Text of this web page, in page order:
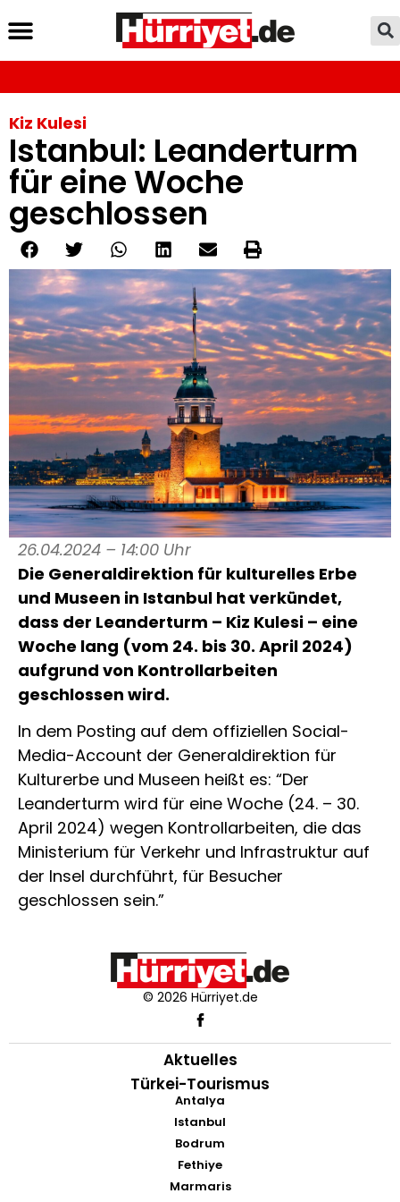
Kiz Kulesi
Istanbul: Leanderturm
für eine Woche
geschlossen
26.04.2024 – 14:00 Uhr
Die Generaldirektion für kulturelles Erbe
und Museen in Istanbul hat verkündet,
dass der Leanderturm – Kiz Kulesi – eine
Woche lang (vom 24. bis 30. April 2024)
aufgrund von Kontrollarbeiten
geschlossen wird.
In dem Posting auf dem offiziellen Social-
Media-Account der Generaldirektion für
Kulturerbe und Museen heißt es: “Der
Leanderturm wird für eine Woche (24. – 30.
April 2024) wegen Kontrollarbeiten, die das
Ministerium für Verkehr und Infrastruktur auf
der Insel durchführt, für Besucher
geschlossen sein.”
© 2026 Hürriyet.de
Aktuelles
Türkei-Tourismus
Antalya
Istanbul
Bodrum
Fethiye
Marmaris